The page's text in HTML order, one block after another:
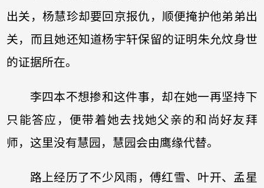
出关，杨慧珍却要回京报仇，顺便掩护他弟弟出
关，而且她还知道杨宇轩保留的证明朱允炆身世
的证据所在。
李四本不想掺和这件事，却在她一再坚持下
只能答应，便带着她去找她父亲的和尚好友拜
师，这里没有慧园，慧园会由鹰缘代替。
路上经历了不少风雨，傅红雪、叶开、孟星